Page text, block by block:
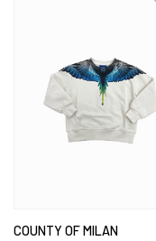
COUNTY OF MILAN